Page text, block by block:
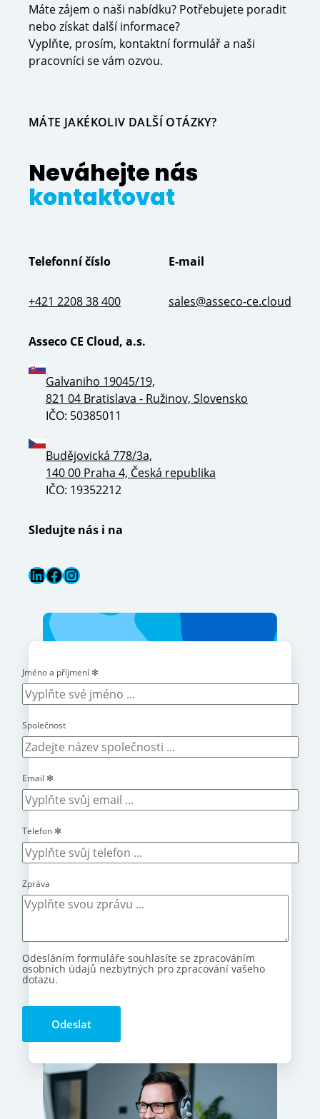
Máte zájem o naši nabídku? Potřebujete poradit
nebo získat další informace?
Vyplňte, prosím, kontaktní formulář a naši
pracovníci se vám ozvou.
Jméno a příjmení ✻
Společnost
Email ✻
Telefon ✻
Zpráva
Odesláním formuláře souhlasíte se zpracováním
osobních údajů nezbytných pro zpracování vašeho
dotazu.
MÁTE JAKÉKOLIV DALŠÍ OTÁZKY?
Neváhejte nás
kontaktovat
Telefonní číslo
+421 2208 38 400
E-mail
sales@asseco-ce.cloud
Asseco CE Cloud, a.s.
Galvaniho 19045/19,
821 04 Bratislava - Ružinov, Slovensko
IČO: 50385011
Budějovická 778/3a,
140 00 Praha 4, Česká republika
IČO: 19352212
Sledujte nás i na
LinkedIn Facebook Instagram